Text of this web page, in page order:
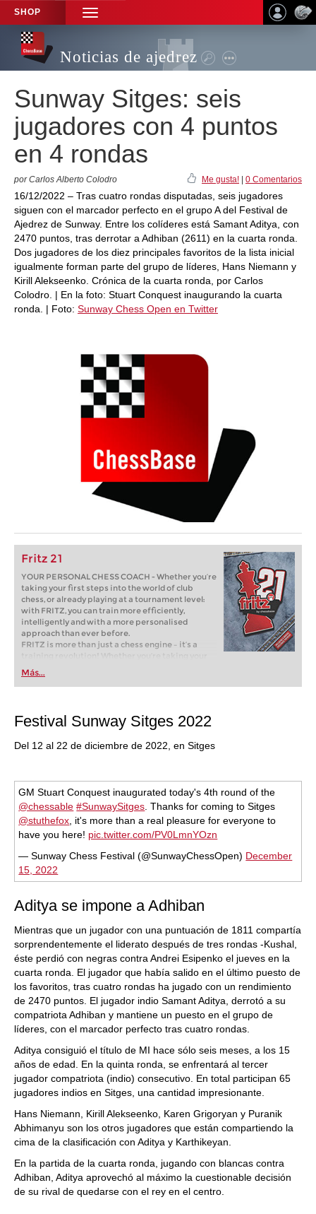
SHOP
TOGGLE
NAVIGATION
Noticias de ajedrez
Sunway Sitges: seis
jugadores con 4 puntos
en 4 rondas
por Carlos Alberto Colodro Me gusta! 0 Comentarios
16/12/2022 – Tras cuatro rondas disputadas, seis jugadores
siguen con el marcador perfecto en el grupo A del Festival de
Ajedrez de Sunway. Entre los colíderes está Samant Aditya, con
2470 puntos, tras derrotar a Adhiban (2611) en la cuarta ronda.
Dos jugadores de los diez principales favoritos de la lista inicial
igualmente forman parte del grupo de líderes, Hans Niemann y
Kirill Alekseenko. Crónica de la cuarta ronda, por Carlos
Colodro. | En la foto: Stuart Conquest inaugurando la cuarta
ronda. | Foto: Sunway Chess Open en Twitter
Fritz 21
YOUR PERSONAL CHESS COACH - Whether you’re
taking your first steps into the world of club
chess, or already playing at a tournament level:
with FRITZ, you can train more efficiently,
intelligently and with a more personalised
approach than ever before.
FRITZ is more than just a chess engine – it’s a
training revolution! Whether you’re taking your
first steps into the world of club chess, or already
playing at a tournament level: with FRITZ, you can
train more efficiently, intelligently and with a
Más...
Festival Sunway Sitges 2022
Del 12 al 22 de diciembre de 2022, en Sitges
GM Stuart Conquest inaugurated today's 4th round of the
@chessable #SunwaySitges. Thanks for coming to Sitges
@stuthefox, it's more than a real pleasure for everyone to
have you here! pic.twitter.com/PV0LmnYOzn
— Sunway Chess Festival (@SunwayChessOpen) December
15, 2022
Aditya se impone a Adhiban
Mientras que un jugador con una puntuación de 1811 compartía
sorprendentemente el liderato después de tres rondas -Kushal,
éste perdió con negras contra Andrei Esipenko el jueves en la
cuarta ronda. El jugador que había salido en el último puesto de
los favoritos, tras cuatro rondas ha jugado con un rendimiento
de 2470 puntos. El jugador indio Samant Aditya, derrotó a su
compatriota Adhiban y mantiene un puesto en el grupo de
líderes, con el marcador perfecto tras cuatro rondas.
Aditya consiguió el título de MI hace sólo seis meses, a los 15
años de edad. En la quinta ronda, se enfrentará al tercer
jugador compatriota (indio) consecutivo. En total participan 65
jugadores indios en Sitges, una cantidad impresionante.
Hans Niemann, Kirill Alekseenko, Karen Grigoryan y Puranik
Abhimanyu son los otros jugadores que están compartiendo la
cima de la clasificación con Aditya y Karthikeyan.
En la partida de la cuarta ronda, jugando con blancas contra
Adhiban, Aditya aprovechó al máximo la cuestionable decisión
de su rival de quedarse con el rey en el centro.